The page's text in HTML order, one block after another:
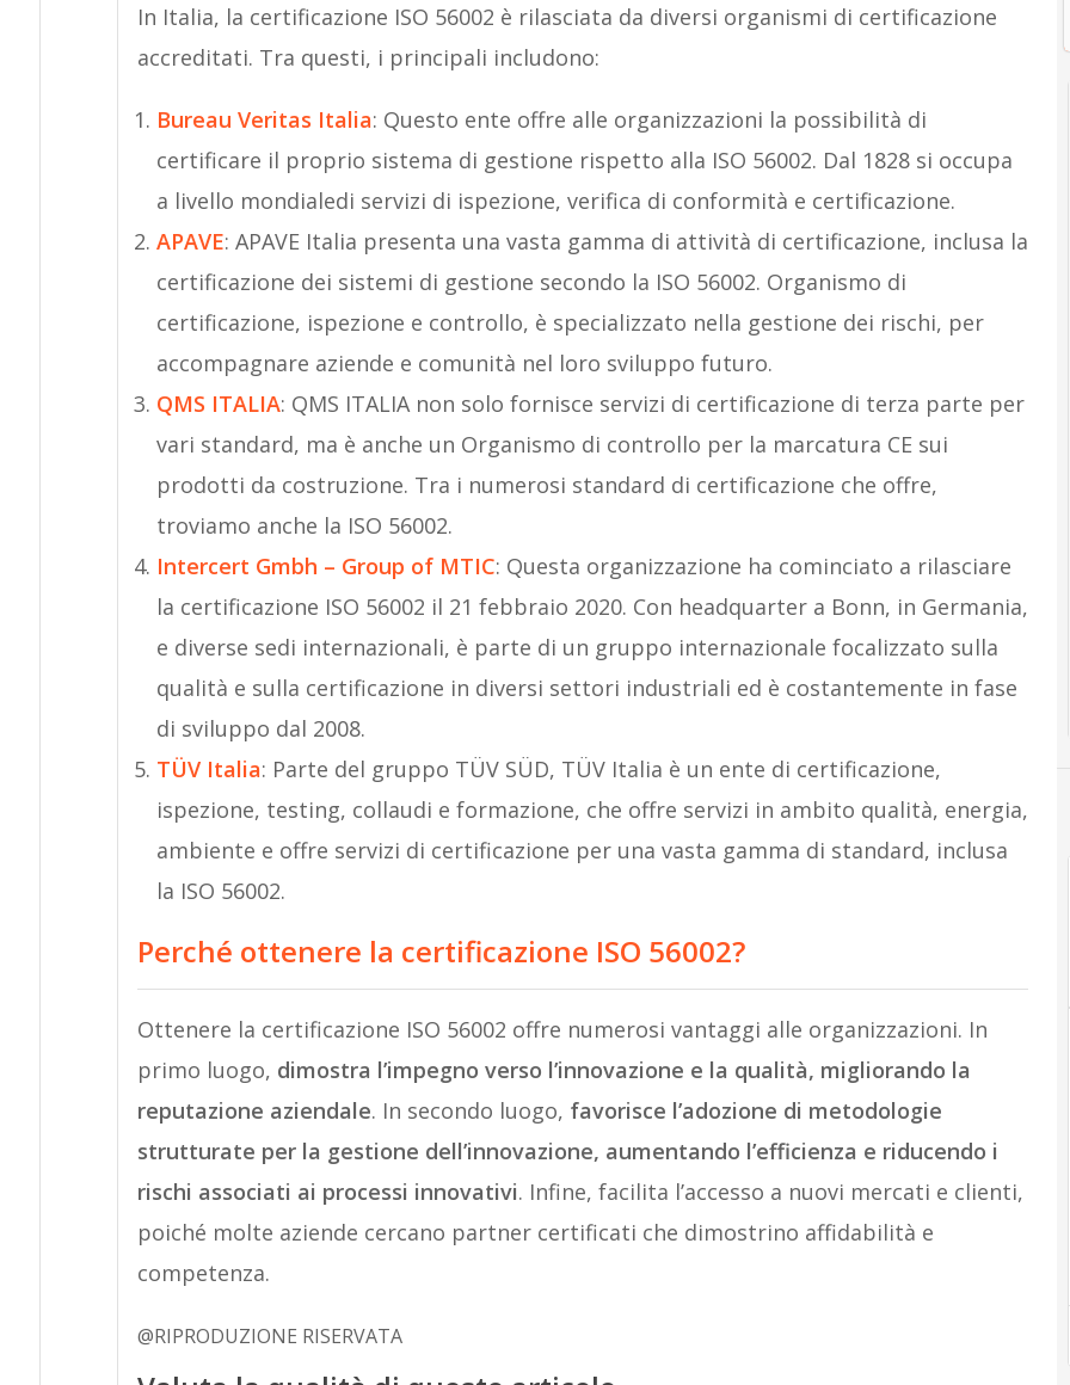
In Italia, la certificazione ISO 56002 è rilasciata da diversi organismi di certificazione
accreditati. Tra questi, i principali includono:
Bureau Veritas Italia: Questo ente offre alle organizzazioni la possibilità di
certificare il proprio sistema di gestione rispetto alla ISO 56002. Dal 1828 si occupa
a livello mondialedi servizi di ispezione, verifica di conformità e certificazione.
APAVE: APAVE Italia presenta una vasta gamma di attività di certificazione, inclusa la
certificazione dei sistemi di gestione secondo la ISO 56002. Organismo di
certificazione, ispezione e controllo, è specializzato nella gestione dei rischi, per
accompagnare aziende e comunità nel loro sviluppo futuro.
QMS ITALIA: QMS ITALIA non solo fornisce servizi di certificazione di terza parte per
vari standard, ma è anche un Organismo di controllo per la marcatura CE sui
prodotti da costruzione. Tra i numerosi standard di certificazione che offre,
troviamo anche la ISO 56002.
Intercert Gmbh – Group of MTIC: Questa organizzazione ha cominciato a rilasciare
la certificazione ISO 56002 il 21 febbraio 2020. Con headquarter a Bonn, in Germania,
e diverse sedi internazionali, è parte di un gruppo internazionale focalizzato sulla
qualità e sulla certificazione in diversi settori industriali ed è costantemente in fase
di sviluppo dal 2008.
TÜV Italia: Parte del gruppo TÜV SÜD, TÜV Italia è un ente di certificazione,
ispezione, testing, collaudi e formazione, che offre servizi in ambito qualità, energia,
ambiente e offre servizi di certificazione per una vasta gamma di standard, inclusa
la ISO 56002.
Perché ottenere la certificazione ISO 56002?
Ottenere la certificazione ISO 56002 offre numerosi vantaggi alle organizzazioni. In
primo luogo, dimostra l’impegno verso l’innovazione e la qualità, migliorando la
reputazione aziendale. In secondo luogo, favorisce l’adozione di metodologie
strutturate per la gestione dell’innovazione, aumentando l’efficienza e riducendo i
rischi associati ai processi innovativi. Infine, facilita l’accesso a nuovi mercati e clienti,
poiché molte aziende cercano partner certificati che dimostrino affidabilità e
competenza.
@RIPRODUZIONE RISERVATA